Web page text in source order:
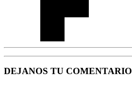
DEJANOS TU COMENTARIO